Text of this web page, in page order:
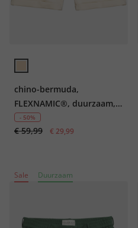
chino-bermuda,
FLEXNAMIC®, duurzaam,
Buik-Fit, Regular Fit,
gerecycled polyester, tot
- 50%
€ 59,99 € 29,99
Sale Duurzaam